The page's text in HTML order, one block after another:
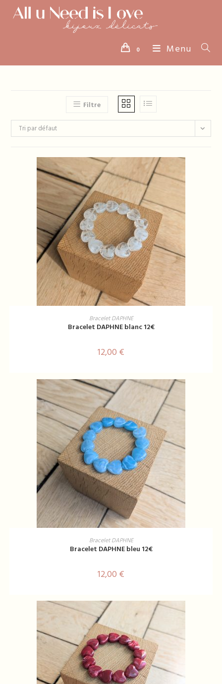
0 Menu
Filtre
Tri par défaut
AJOUTER AU PANIER
Bracelet DAPHNE
Bracelet DAPHNE blanc 12€
12,00 €
AJOUTER AU PANIER
Bracelet DAPHNE
Bracelet DAPHNE bleu 12€
12,00 €